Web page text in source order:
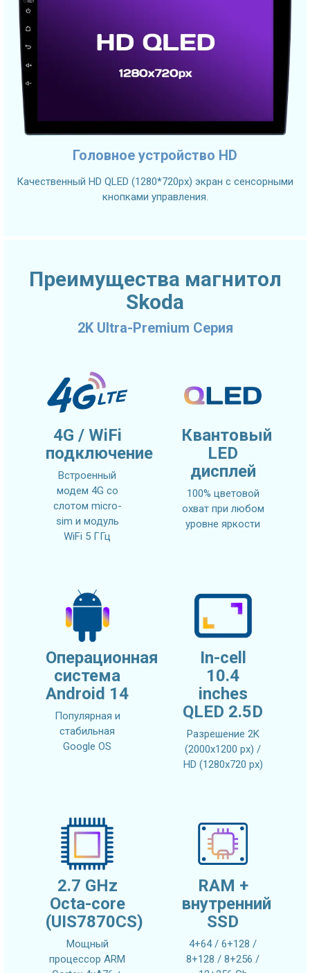
Головное устройство HD
Качественный HD QLED (1280*720px) экран с сенсорными
кнопками управления.
Преимущества магнитол
Skoda
2K Ultra-Premium Серия
4G / WiFi
подключение
Встроенный
модем 4G со
слотом micro-
sim и модуль
WiFi 5 ГГц
Квантовый
LED
дисплей
100% цветовой
охват при любом
уровне яркости
Операционная
система
Android 14
Популярная и
стабильная
Google OS
In-cell
10.4
inches
QLED 2.5D
Разрешение 2K
(2000x1200 px) /
HD (1280x720 px)
2.7 GHz
Octa-core
(UIS7870CS)
Мощный
процессор ARM
RAM +
внутренний
SSD
4+64 / 6+128 /
8+128 / 8+256 /